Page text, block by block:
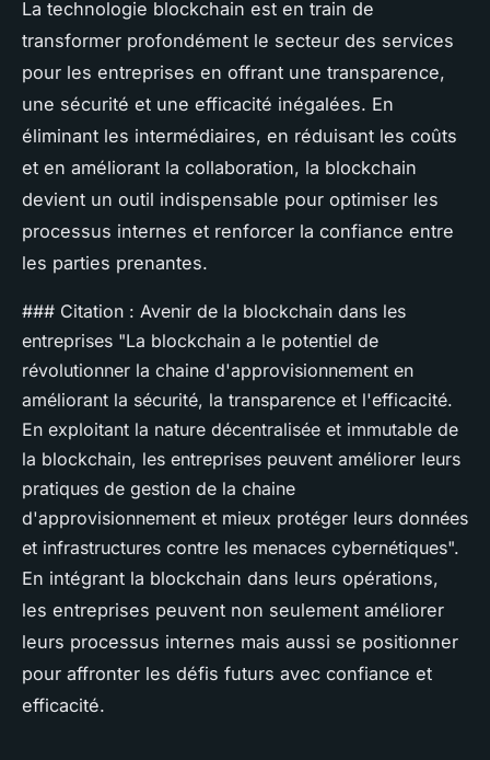
La technologie blockchain est en train de
transformer profondément le secteur des services
pour les entreprises en offrant une transparence,
une sécurité et une efficacité inégalées. En
éliminant les intermédiaires, en réduisant les coûts
et en améliorant la collaboration, la blockchain
devient un outil indispensable pour optimiser les
processus internes et renforcer la confiance entre
les parties prenantes.
### Citation : Avenir de la blockchain dans les
entreprises "La blockchain a le potentiel de
révolutionner la chaine d'approvisionnement en
améliorant la sécurité, la transparence et l'efficacité.
En exploitant la nature décentralisée et immutable de
la blockchain, les entreprises peuvent améliorer leurs
pratiques de gestion de la chaine
d'approvisionnement et mieux protéger leurs données
et infrastructures contre les menaces cybernétiques".
En intégrant la blockchain dans leurs opérations,
les entreprises peuvent non seulement améliorer
leurs processus internes mais aussi se positionner
pour affronter les défis futurs avec confiance et
efficacité.